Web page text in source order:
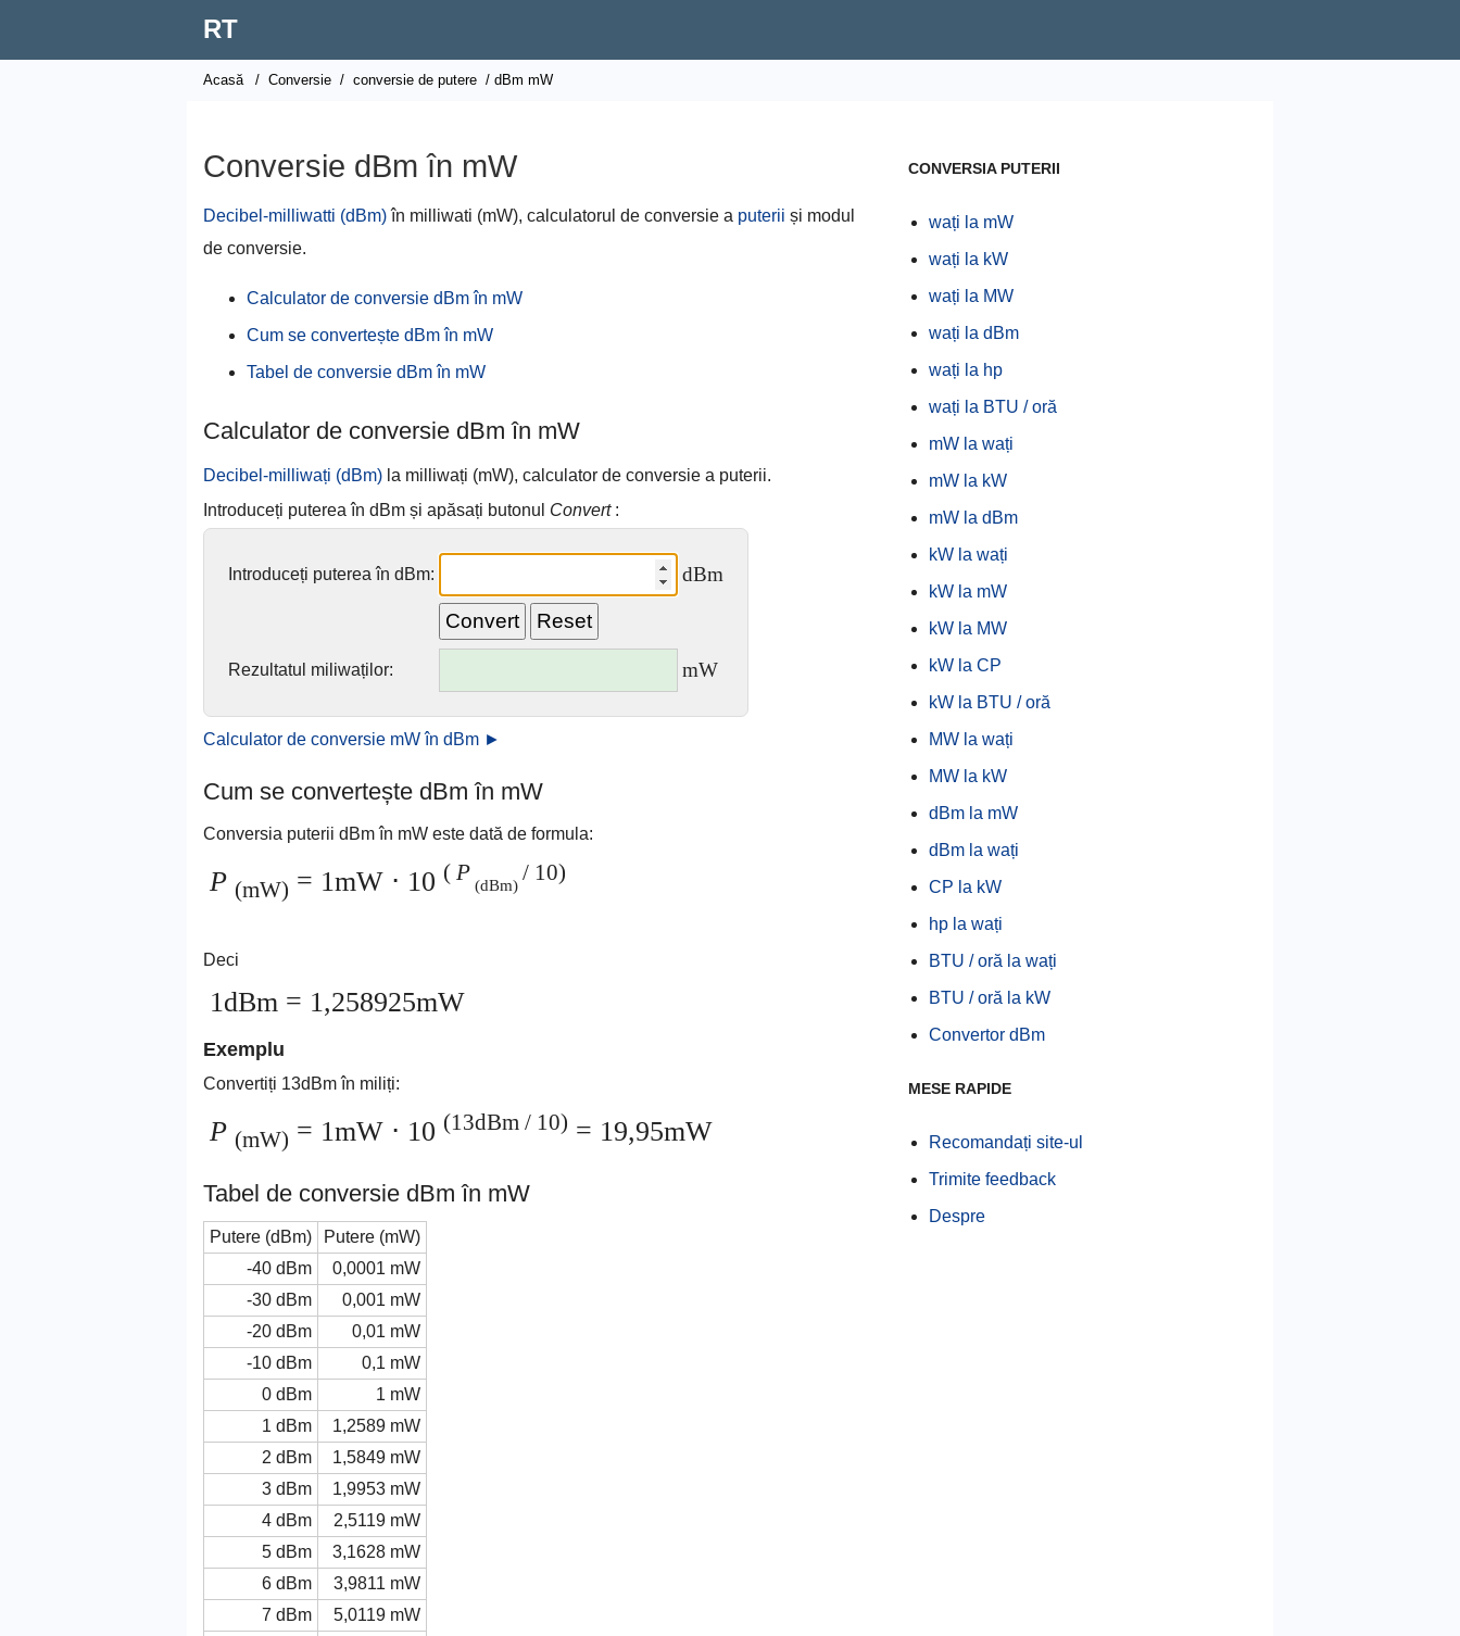
RT
Acasă / Conversie / conversie de putere / dBm mW
Conversie dBm în mW
Decibel-milliwatti (dBm)în milliwati (mW), calculatorul de conversie a puterii și modul
de conversie.
Calculator de conversie dBm în mW
Cum se convertește dBm în mW
Tabel de conversie dBm în mW
Calculator de conversie dBm în mW
Decibel-milliwați (dBm) la milliwați (mW), calculator de conversie a puterii.
Introduceți puterea în dBm și apăsați butonul Convert:
Introduceți puterea în dBm: dBm
Rezultatul miliwaților: mW
Calculator de conversie mW în dBm ►
Cum se convertește dBm în mW
Conversia puterii dBm în mW este dată de formula:
P (mW) = 1mW ⋅ 10 ( P (dBm) / 10)
Deci
1dBm = 1,258925mW
Exemplu
Convertiți 13dBm în miliți:
P (mW) = 1mW ⋅ 10 (13dBm / 10) = 19,95mW
Tabel de conversie dBm în mW
Putere (dBm)
Putere (mW)
-40 dBm
0,0001 mW
-30 dBm
0,001 mW
-20 dBm
0,01 mW
-10 dBm
0,1 mW
0 dBm
1 mW
1 dBm
1,2589 mW
2 dBm
1,5849 mW
3 dBm
1,9953 mW
4 dBm
2,5119 mW
5 dBm
3,1628 mW
6 dBm
3,9811 mW
7 dBm
5,0119 mW
CONVERSIA PUTERII
wați la mW
wați la kW
wați la MW
wați la dBm
wați la hp
wați la BTU / oră
mW la wați
mW la kW
mW la dBm
kW la wați
kW la mW
kW la MW
kW la CP
kW la BTU / oră
MW la wați
MW la kW
dBm la mW
dBm la wați
CP la kW
hp la wați
BTU / oră la wați
BTU / oră la kW
Convertor dBm
MESE RAPIDE
Recomandați site-ul
Trimite feedback
Despre